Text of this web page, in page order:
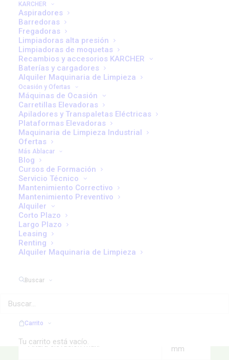
KARCHER
Aspiradores
Barredoras
Fregadoras
Limpiadoras alta presión
Limpiadoras de moquetas
Recambios y accesorios KARCHER
Baterías y cargadores
Alquiler Maquinaria de Limpieza
Ocasión y Ofertas
Máquinas de Ocasión
Carretillas Elevadoras
Apiladores y Transpaletas Eléctricas
Plataformas Elevadoras
Maquinaria de Limpieza Industrial
Ofertas
Más Ablacar
Blog
Cursos de Formación
Servicio Técnico
Mantenimiento Correctivo
Mantenimiento Preventivo
Alquiler
Corto Plazo
Largo Plazo
Leasing
Renting
Alquiler Maquinaria de Limpieza
Buscar
Carrito
Tu carrito está vacío.
En la venta minorista y mayorista, la fabricación y la distribución, la
gama CESAB S200 es una solución flexible para todas las
aplicaciones con conductor a pie gracias a la opción de una
plataforma plegable y un exclusivo timón si en su compañía se
requieren distancias de desplazamiento largas.
CONSÚLTANOS
Modelo S208L | Apiladoras
eléctricas
Modelo
Capacidad nominal
Capacidad de brazo de soporte
Altura elevación máx.
mm